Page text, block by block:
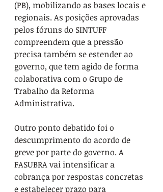
(PB), mobilizando as bases locais e
regionais. As posições aprovadas
pelos fóruns do SINTUFF
compreendem que a pressão
precisa também se estender ao
governo, que tem agido de forma
colaborativa com o Grupo de
Trabalho da Reforma
Administrativa.
Outro ponto debatido foi o
descumprimento do acordo de
greve por parte do governo. A
FASUBRA vai intensificar a
cobrança por respostas concretas
e estabelecer prazo para